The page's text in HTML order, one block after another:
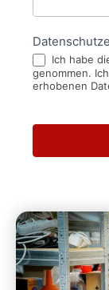
Ich habe
genommen.
erhobenen